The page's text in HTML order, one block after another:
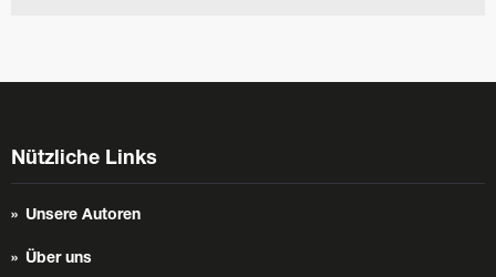
Nützliche Links
Unsere Autoren
Über uns